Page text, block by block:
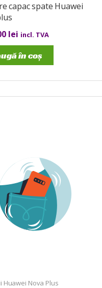
capac spate Huawei
lei incl. TVA
în coș
Huawei Nova Plus